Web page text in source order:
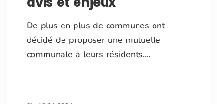
De plus en plus de communes ont
décidé de proposer une mutuelle
communale à leurs résidents....